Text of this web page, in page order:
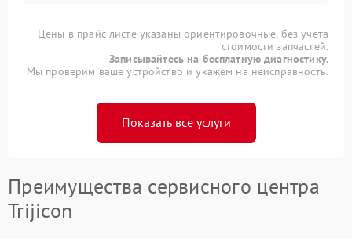
Цены в прайс-листе указаны ориентировочные, без учета
стоимости запчастей.
Записывайтесь на бесплатную диагностику.
Мы проверим ваше устройство и укажем на неисправность.
Показать все услуги
Преимущества сервисного центра
Trijicon